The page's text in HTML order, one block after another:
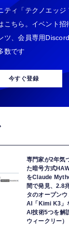
ティ「テクノエッジ
こちら。イベント招
ツ、会員専用
数です
今すぐ登録
専門家が2年気
た暗号方式
をClaude
間で発見、2.8
タのオープンウ
AI「Kimi K3」
AI技術5つを解
ウィークリー）